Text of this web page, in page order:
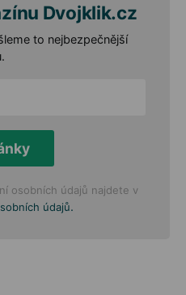
Dvojklik.cz
to nejbezpečnější
osobních údajů najdete v
údajů.